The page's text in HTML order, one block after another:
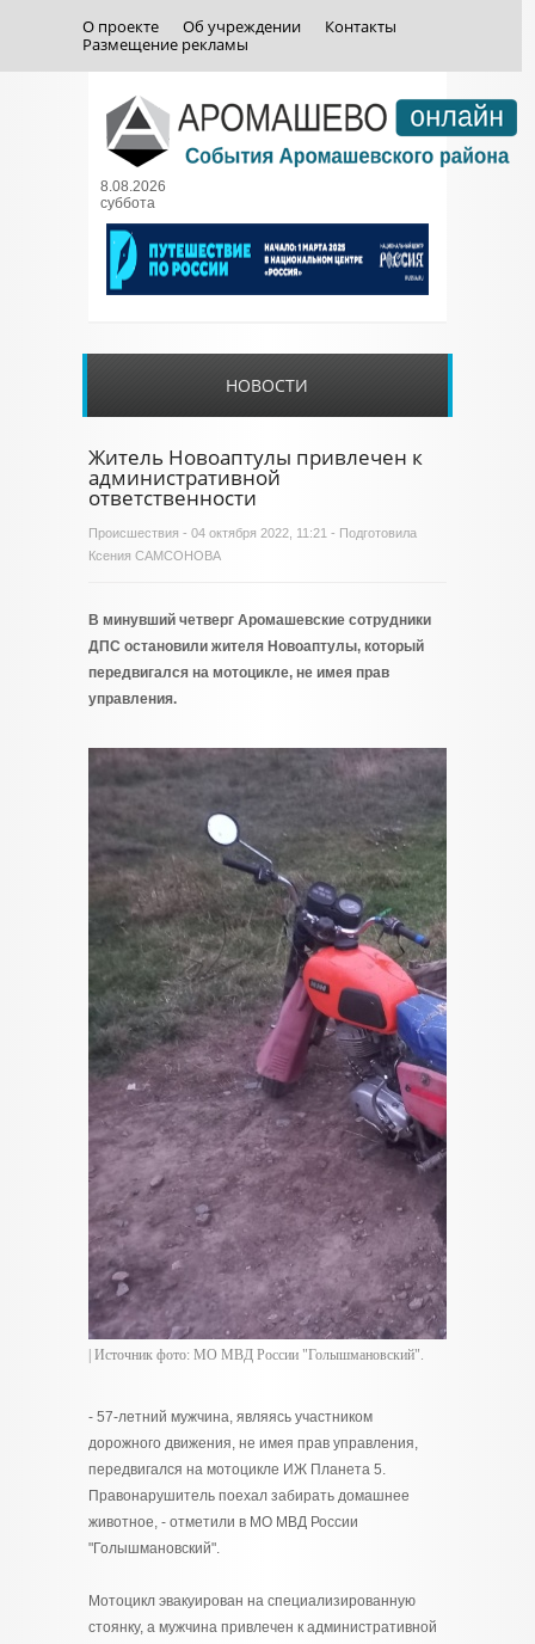
О проекте Об учреждении
Контакты
Размещение рекламы
8.08.2026
суббота
НОВОСТИ
Житель Новоаптулы привлечен к
административной
ответственности
Происшествия - 04 октября 2022, 11:21 - Подготовила
Ксения САМСОНОВА
В минувший четверг Аромашевские сотрудники
ДПС остановили жителя Новоаптулы, который
передвигался на мотоцикле, не имея прав
управления.
| Источник фото: МО МВД России "Голышмановский".
- 57-летний мужчина, являясь участником
дорожного движения, не имея прав управления,
передвигался на мотоцикле ИЖ Планета 5.
Правонарушитель поехал забирать домашнее
животное, - отметили в МО МВД России
"Голышмановский".
Мотоцикл эвакуирован на специализированную
стоянку, а мужчина привлечен к административной